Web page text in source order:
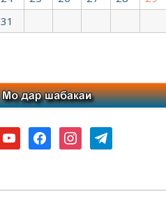
31
youtubefacebookinstagramtelegram